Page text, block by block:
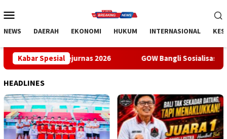
ke
Mobile
NEWS DAERAH EKONOMI HUKUM INTERNASIONAL
Kabar Spesial
Kejurnas 2026 GOW Bangli Sosialisasikan Pencegahan
HEADLINES